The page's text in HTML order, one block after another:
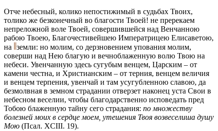
Отче небесный, колико непостижимый в судьбах Твоих,
толико же безконечный во благости Твоей! не пререкаем
непреложной воле Твоей, совершившейся над Венчанною
рабою Твоею, Благочестивейшею Императрицею Елисаветою,
на
земли: но молим, со дерзновением упования молим,
соверши над Нею благую и вечноблаженную волю Твою на
небеси. Увенчанную здесь сугубым венцем, Царским – от
камени честна, и Христианским – от терния, венцем величия
и венцем терпения, увенчай и там усугубленною славою, да
безмолвная в земном страдании отверзет наконец уста Свои в
небесном веселии, чтобы благодарственно исповедать пред
Тобою блаженную тайну сего страдания: по множеству
болезней моих в сердце моем, утешения Твоя возвеселиша душу
Мою (Псал. XCIII. 19).